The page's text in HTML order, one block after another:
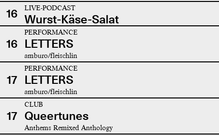
16 LIVE-PODCAST
Wurst-Käse-Salat
16
PERFORMANCE
LETTERS
amburo/fleischlin
17
PERFORMANCE
LETTERS
amburo/fleischlin
17
CLUB
Queertunes
Anthems Remixed Anthology